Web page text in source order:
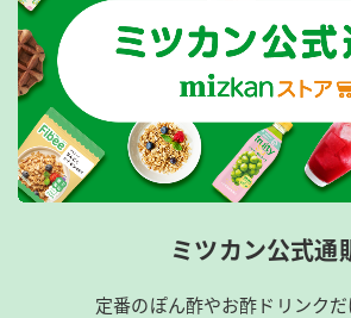
ミツカン公式通
定番のぽん酢やお酢ドリンクだ